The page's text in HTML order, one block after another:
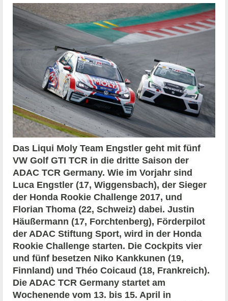
Das Liqui Moly Team Engstler geht mit fünf
VW Golf GTI TCR in die dritte Saison der
ADAC TCR Germany. Wie im Vorjahr sind
Luca Engstler (17, Wiggensbach), der Sieger
der Honda Rookie Challenge 2017, und
Florian Thoma (22, Schweiz) dabei. Justin
Häußermann (17, Forchtenberg), Förderpilot
der ADAC Stiftung Sport, wird in der Honda
Rookie Challenge starten. Die Cockpits vier
und fünf besetzen Niko Kankkunen (19,
Finnland) und Théo Coicaud (18, Frankreich).
Die ADAC TCR Germany startet am
Wochenende vom 13. bis 15. April in